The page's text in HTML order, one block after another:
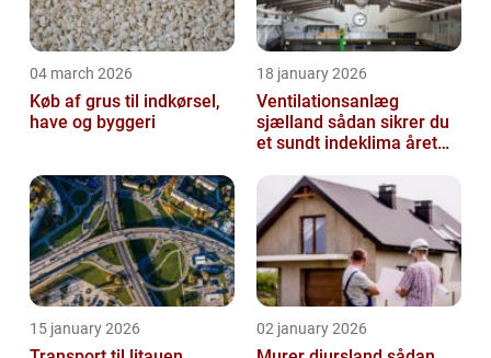
04 march 2026
Køb af grus til indkørsel,
have og byggeri
18 january 2026
Ventilationsanlæg
sjælland sådan sikrer du
et sundt indeklima året
15 january 2026 02 january 2026